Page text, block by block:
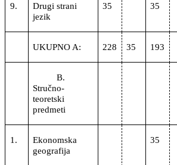
9.
Drugi strani
jezik
35 35
UKUPNO A: 228 35 193
B.
Stručno-
teoretski
predmeti
1.
Ekonomska
geografija
35